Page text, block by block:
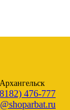
476-777